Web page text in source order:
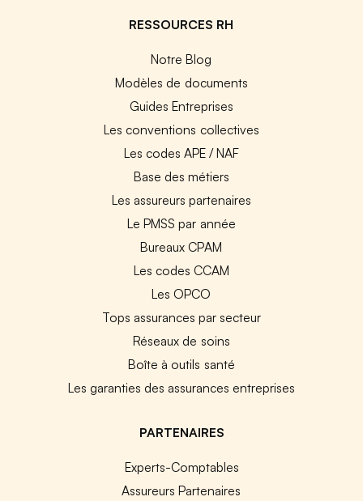
RESSOURCES RH
Notre Blog
Modèles de documents
Guides Entreprises
Les conventions collectives
Les codes APE / NAF
Base des métiers
Les assureurs partenaires
Le PMSS par année
Bureaux CPAM
Les codes CCAM
Les OPCO
Tops assurances par secteur
Réseaux de soins
Boîte à outils santé
Les garanties des assurances entreprises
PARTENAIRES
Experts-Comptables
Assureurs Partenaires